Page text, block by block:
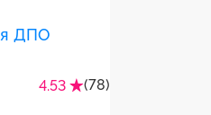
4.53
(78)